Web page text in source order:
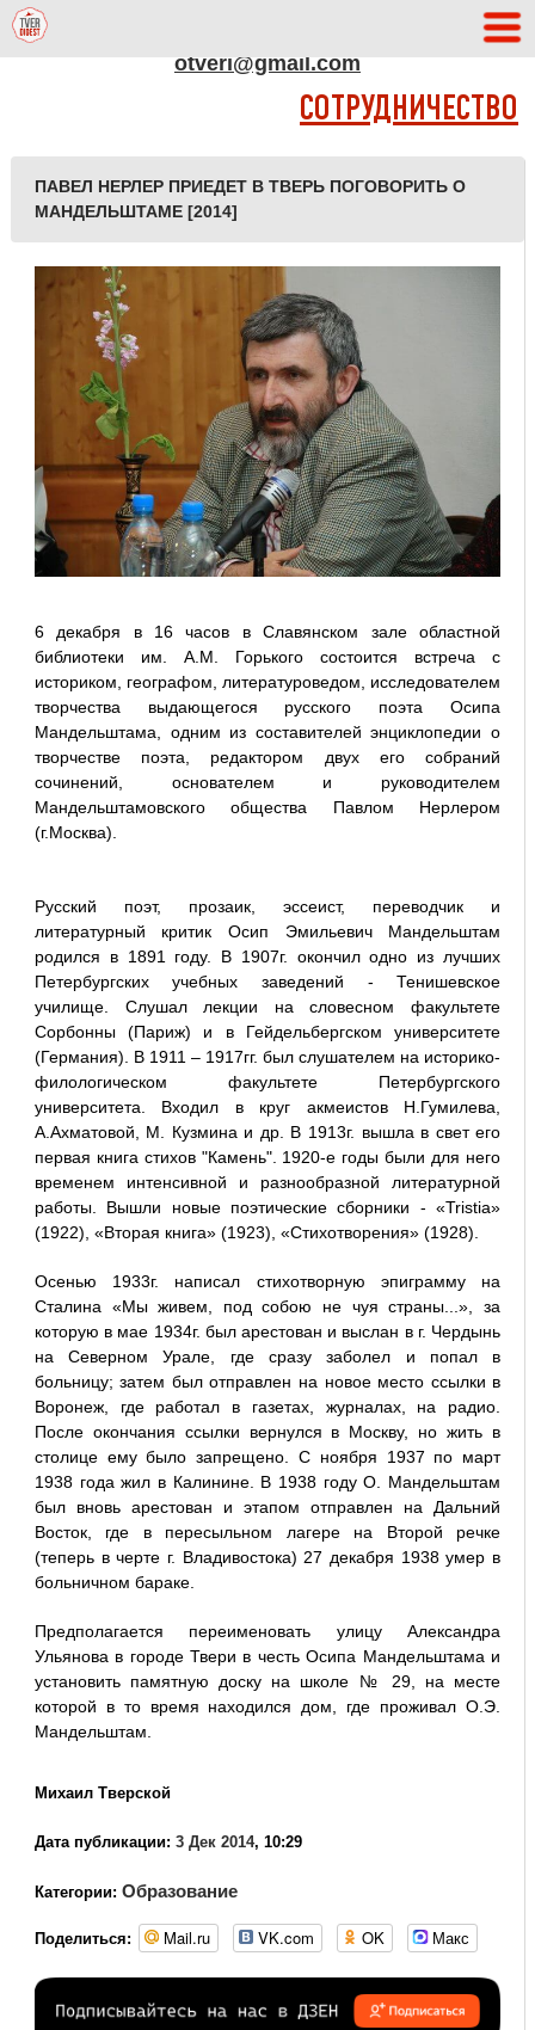
otveri@gmail.com
СОТРУДНИЧЕСТВО
ПАВЕЛ НЕРЛЕР ПРИЕДЕТ В ТВЕРЬ ПОГОВОРИТЬ О
МАНДЕЛЬШТАМЕ [2014]
6 декабря в 16 часов в Славянском зале областной
библиотеки им. А.М. Горького состоится встреча с
историком, географом, литературоведом, исследователем
творчества выдающегося русского поэта Осипа
Мандельштама, одним из составителей энциклопедии о
творчестве поэта, редактором двух его собраний
сочинений, основателем и руководителем
Мандельштамовского общества Павлом Нерлером
(г.Москва).
Русский поэт, прозаик, эссеист, переводчик и
литературный критик Осип Эмильевич Мандельштам
родился в 1891 году. В 1907г. окончил одно из лучших
Петербургских учебных заведений - Тенишевское
училище. Слушал лекции на словесном факультете
Сорбонны (Париж) и в Гейдельбергском университете
(Германия). В 1911 – 1917гг. был слушателем на историко-
филологическом факультете Петербургского
университета. Входил в круг акмеистов Н.Гумилева,
А.Ахматовой, М. Кузмина и др. В 1913г. вышла в свет его
первая книга стихов "Камень". 1920-е годы были для него
временем интенсивной и разнообразной литературной
работы. Вышли новые поэтические сборники - «Tristia»
(1922), «Вторая книга» (1923), «Стихотворения» (1928).
Осенью 1933г. написал стихотворную эпиграмму на
Сталина «Мы живем, под собою не чуя страны...», за
которую в мае 1934г. был арестован и выслан в г. Чердынь
на Северном Урале, где сразу заболел и попал в
больницу; затем был отправлен на новое место ссылки в
Воронеж, где работал в газетах, журналах, на радио.
После окончания ссылки вернулся в Москву, но жить в
столице ему было запрещено. С ноября 1937 по март
1938 года жил в Калинине. В 1938 году О. Мандельштам
был вновь арестован и этапом отправлен на Дальний
Восток, где в пересыльном лагере на Второй речке
(теперь в черте г. Владивостока) 27 декабря 1938 умер в
больничном бараке.
Предполагается переименовать улицу Александра
Ульянова в городе Твери в честь Осипа Мандельштама и
установить памятную доску на школе № 29, на месте
которой в то время находился дом, где проживал О.Э.
Мандельштам.
Михаил Тверской
Дата публикации: 3 Дек 2014, 10:29
Категории: Образование
Поделиться: Mail.ru VK.com OK Макс